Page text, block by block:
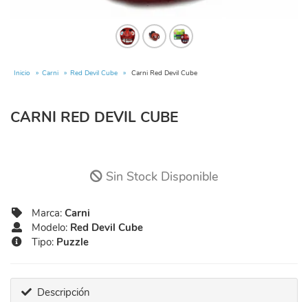
Inicio Carni Red Devil Cube Carni Red Devil Cube
CARNI RED DEVIL CUBE
Sin Stock Disponible
Marca: Carni
Modelo: Red Devil Cube
Tipo: Puzzle
Descripción